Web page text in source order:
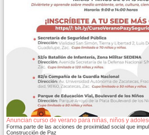
Anuncian curso de verano para niñas, niños y
Forma parte de las acciones de proximidad social que
Construcción de Paz